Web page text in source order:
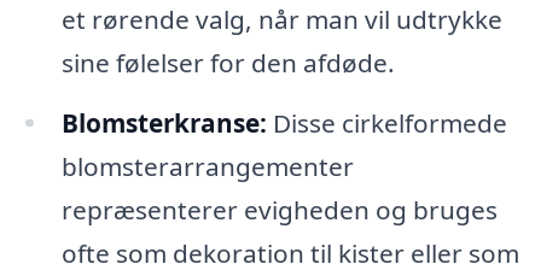
et rørende valg, når man vil udtrykke
sine følelser for den afdøde.
Blomsterkranse: Disse cirkelformede
blomsterarrangementer
repræsenterer evigheden og bruges
ofte som dekoration til kister eller som